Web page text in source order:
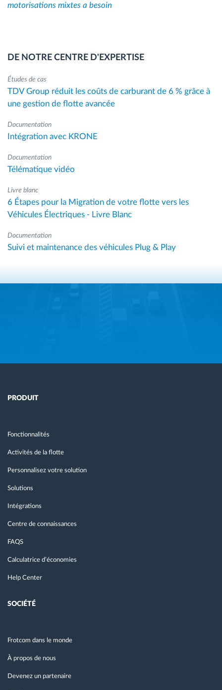
motorisations mixtes a besoin
DE NOTRE CENTRE D'EXPERTISE
Études de cas
TDV Group réduit les coûts de carburant de 6 % grâce à
une gestion de flotte avancée
Documentation
Intégration avec KRONE
Documentation
Télématique vidéo
Livre blanc
6 Étapes pour la Migration de votre flotte vers les
Véhicules Électriques - Livre Blanc
Documentation
Suivi et maintenance des véhicules Plug & Play
PRODUIT
Fonctionnalités
Activités de la flotte
Personnalisez votre solution
Solutions
Intégrations
Centre de connaissances
FAQS
Calculatrice d’économies
Help Center
SOCIÉTÉ
Frotcom dans le monde
À propos de nous
Devenez un partenaire